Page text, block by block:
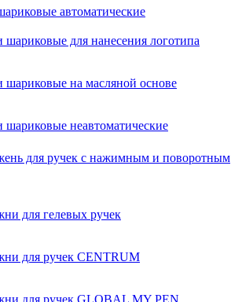
автоматические
шариковые для нанесения логотипа
шариковые на масляной основе
шариковые неавтоматические
для ручек с нажимным и поворотным
для гелевых ручек
для ручек CENTRUM
для ручек GLOBAL MY PEN